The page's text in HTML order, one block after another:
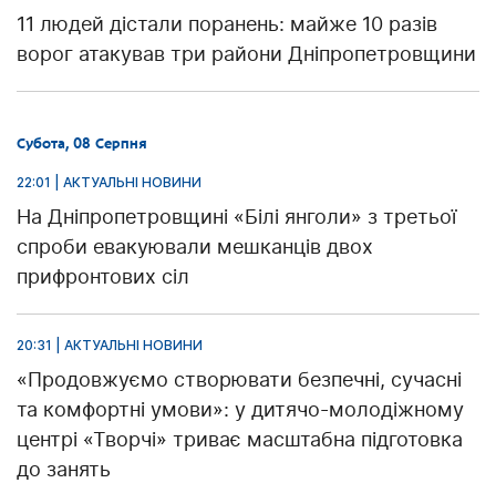
11 людей дістали поранень: майже 10 разів
ворог атакував три райони Дніпропетровщини
Субота, 08 Серпня
22:01 | АКТУАЛЬНІ НОВИНИ
На Дніпропетровщині «Білі янголи» з третьої
спроби евакуювали мешканців двох
прифронтових сіл
20:31 | АКТУАЛЬНІ НОВИНИ
«Продовжуємо створювати безпечні, сучасні
та комфортні умови»: у дитячо-молодіжному
центрі «Творчі» триває масштабна підготовка
до занять